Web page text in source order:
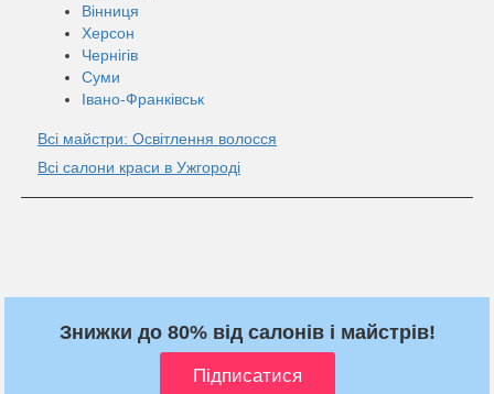
Вінниця
Херсон
Чернігів
Суми
Івано-Франківськ
Всі майстри: Освітлення волосся
Всі салони краси в Ужгороді
Знижки до 80% від салонів і майстрів!